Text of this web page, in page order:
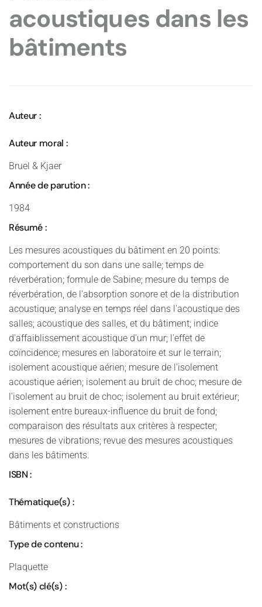
acoustiques dans les
bâtiments
Auteur :
Auteur moral :
Bruel & Kjaer
Année de parution :
1984
Résumé :
Les mesures acoustiques du bâtiment en 20 points:
comportement du son dans une salle; temps de
réverbération; formule de Sabine; mesure du temps de
réverbération, de l'absorption sonore et de la distribution
acoustique; analyse en temps réel dans l'acoustique des
salles; acoustique des salles, et du bâtiment; indice
d'affaiblissement acoustique d'un mur; l'effet de
coïncidence; mesures en laboratoire et sur le terrain;
isolement acoustique aérien; mesure de l'isolement
acoustique aérien; isolement au bruit de choc; mesure de
l'isolement au bruit de choc; isolement au bruit extérieur;
isolement entre bureaux-influence du bruit de fond;
comparaison des résultats aux critères à respecter;
mesures de vibrations; revue des mesures acoustiques
dans les bâtiments.
ISBN :
Thématique(s) :
Bâtiments et constructions
Type de contenu :
Plaquette
Mot(s) clé(s) :